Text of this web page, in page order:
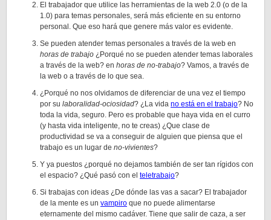
El trabajador que utilice las herramientas de la web 2.0 (o de la
1.0) para temas personales, será más eficiente en su entorno
personal. Que eso hará que genere más valor es evidente.
Se pueden atender temas personales a través de la web en
horas de trabajo ¿Porqué no se pueden atender temas laborales
a través de la web? en horas de no-trabajo? Vamos, a través de
la web o a través de lo que sea.
¿Porqué no nos olvidamos de diferenciar de una vez el tiempo
por su laboralidad-ociosidad? ¿La vida no está en el trabajo? No
toda la vida, seguro. Pero es probable que haya vida en el curro
(y hasta vida inteligente, no te creas) ¿Que clase de
productividad se va a conseguir de alguien que piensa que el
trabajo es un lugar de no-vivientes?
Y ya puestos ¿porqué no dejamos también de ser tan rígidos con
el espacio? ¿Qué pasó con el teletrabajo?
Si trabajas con ideas ¿De dónde las vas a sacar? El trabajador
de la mente es un vampiro que no puede alimentarse
eternamente del mismo cadáver. Tiene que salir de caza, a ser